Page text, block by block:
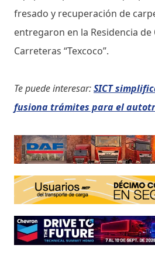
fresado y recuperación de
entregaron en la Residencia
Carreteras “Texcoco”.
Te puede interesar:SICT
fusiona trámites para el